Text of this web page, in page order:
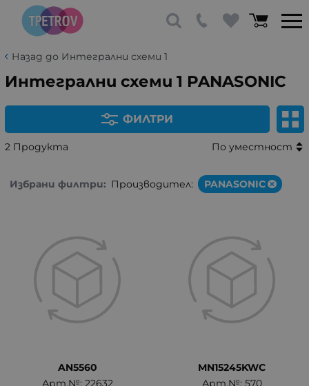
Назад до Интегрални схеми 1
Интегрални схеми 1 PANASONIC
ФИЛТРИ
2 Продукта По уместност
Избрани филтри: Производител: PANASONIC
AN5560
Арт.№: 22632
MN15245KWC
Арт.№: 570